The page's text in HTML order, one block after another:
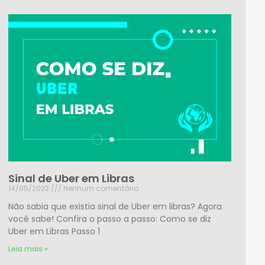
Sinal de Uber em Libras
14/05/2022 Nenhum comentário
Não sabia que existia sinal de Uber em libras? Agora
você sabe! Confira o passo a passo: Como se diz
Uber em Libras Passo 1
Leia mais »